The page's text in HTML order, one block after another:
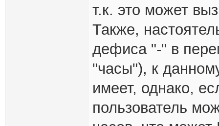
т.к. это может
Также,
дефиса "-" в
"часы"), к
имеет, однако,
пользователь